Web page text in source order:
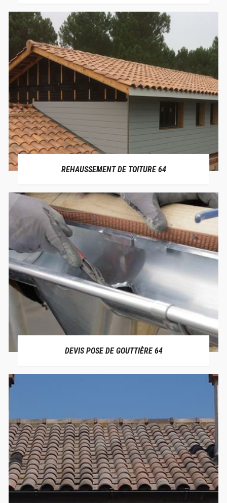
REHAUSSEMENT DE TOITURE 64
DEVIS POSE DE GOUTTIÈRE 64